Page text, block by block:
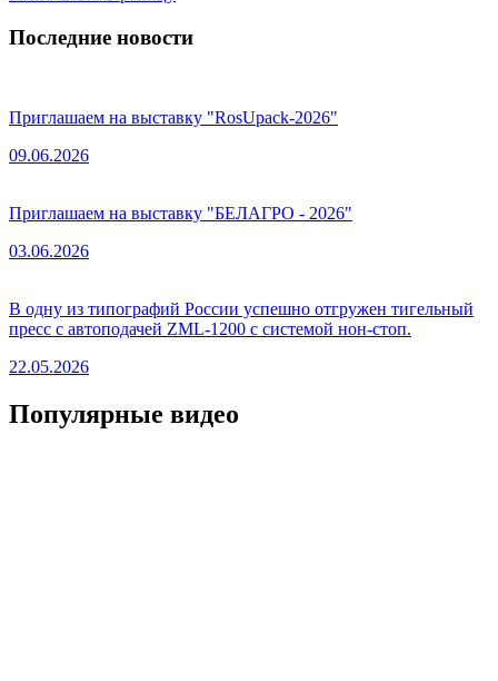
Последние новости
Приглашаем на выставку "RosUpack-2026"
09.06.2026
Приглашаем на выставку "БЕЛАГРО - 2026"
03.06.2026
В одну из типографий России успешно отгружен тигельный
пресс с автоподачей ZML-1200 с системой нон-стоп.
22.05.2026
Популярные видео